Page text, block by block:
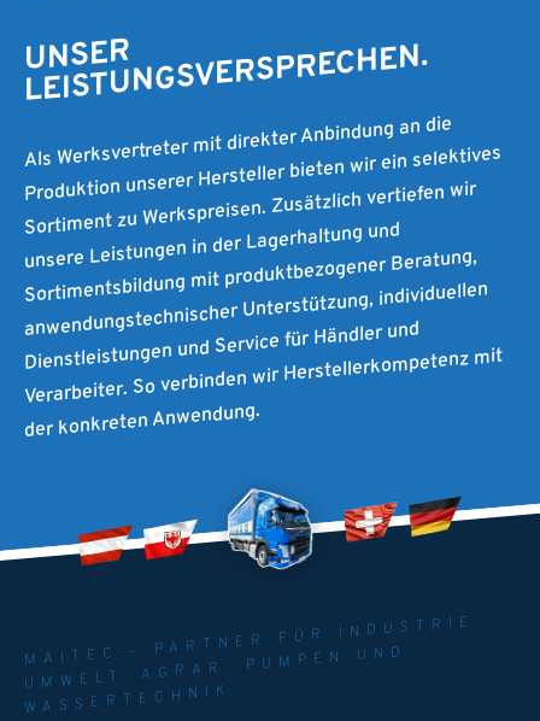
UNSER
LEISTUNGSVERSPRECHEN.
Als Werksvertreter mit direkter Anbindung an die
Produktion unserer Hersteller bieten wir ein selektives
Sortiment zu Werkspreisen. Zusätzlich vertiefen wir
unsere Leistungen in der Lagerhaltung und
Sortimentsbildung mit produktbezogener Beratung,
anwendungstechnischer Unterstützung, individuellen
Dienstleistungen und Service für Händler und
Verarbeiter. So verbinden wir Herstellerkompetenz mit
der konkreten Anwendung.
MAITEC - PARTNER FÜR INDUSTRIE.
UMWELT. AGRAR. PUMPEN UND
WASSERTECHNIK